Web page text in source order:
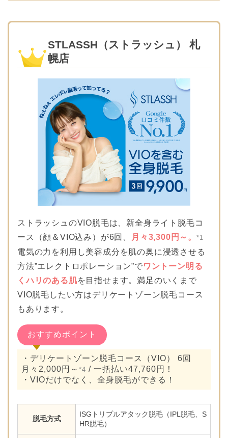
STLASSH（ストラッシュ） 札
幌店
ストラッシュのVIO脱毛は、新全身ライト脱毛コ
ース（顔＆VIO込み）が6回、
月々3,300円～。 *1
電気の力を利用し美容成分を肌の奥に浸透させる
方法”エレクトロポレーション”でワントーン明る
くハリのある肌を目指せます。満足のいくまで
VIO脱毛したい方はデリケートゾーン脱毛コース
もあります。
おすすめポイント
・デリケートゾーン脱毛コース（VIO） 6回
月々2,000円～ *4 / 一括払い47,760円！
・VIOだけでなく、全身脱毛ができる！
脱毛方式
ISGトリプルアタック脱毛（IPL脱毛、S
HR脱毛）